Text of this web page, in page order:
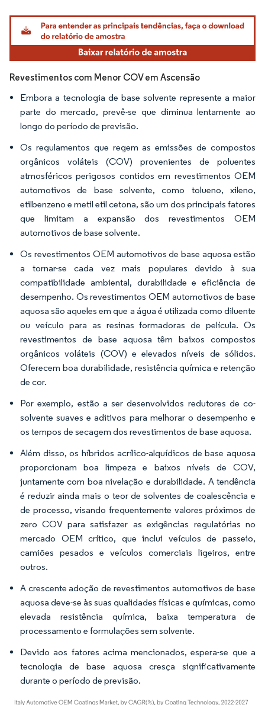
Imagem © Mordor Intelligence. O reuso requer atribuição conforme CC BY 4.0.
Revestimentos com Menor COV em Ascensão
Embora a tecnologia de base solvente represente a maior
parte do mercado, prevê-se que diminua lentamente ao
longo do período de previsão.
Os regulamentos que regem as emissões de compostos
orgânicos voláteis (COV) provenientes de poluentes
atmosféricos perigosos contidos em revestimentos OEM
automotivos de base solvente, como tolueno, xileno,
etilbenzeno e metil etil cetona, são um dos principais fatores
que limitam a expansão dos revestimentos OEM
automotivos de base solvente.
Os revestimentos OEM automotivos de base aquosa estão
a tornar-se cada vez mais populares devido à sua
compatibilidade ambiental, durabilidade e eficiência de
desempenho. Os revestimentos OEM automotivos de base
aquosa são aqueles em que a água é utilizada como diluente
ou veículo para as resinas formadoras de película. Os
revestimentos de base aquosa têm baixos compostos
orgânicos voláteis (COV) e elevados níveis de sólidos.
Oferecem boa durabilidade, resistência química e retenção
de cor.
Por exemplo, estão a ser desenvolvidos redutores de co-
solvente suaves e aditivos para melhorar o desempenho e
os tempos de secagem dos revestimentos de base aquosa.
Além disso, os híbridos acrílico-alquídicos de base aquosa
proporcionam boa limpeza e baixos níveis de COV,
juntamente com boa nivelação e durabilidade. A tendência
é reduzir ainda mais o teor de solventes de coalescência e
de processo, visando frequentemente valores próximos de
zero COV para satisfazer as exigências regulatórias no
mercado OEM crítico, que inclui veículos de passeio,
camiões pesados e veículos comerciais ligeiros, entre
outros.
A crescente adoção de revestimentos automotivos de base
aquosa deve-se às suas qualidades físicas e químicas, como
elevada resistência química, baixa temperatura de
processamento e formulações sem solvente.
Devido aos fatores acima mencionados, espera-se que a
tecnologia de base aquosa cresça significativamente
durante o período de previsão.